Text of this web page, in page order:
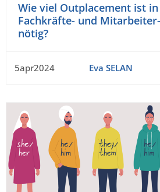
Wie viel Outplacement ist in
Fachkräfte- und
nötig?
5apr2024 Eva SELAN